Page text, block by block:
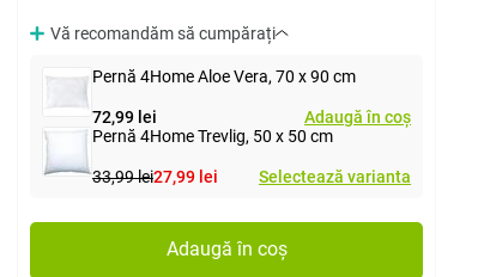
Vă recomandăm să cumpărați
Pernă 4Home Aloe Vera, 70 x 90 cm
72,99 lei
Adaugă în coș
Pernă 4Home Trevlig, 50 x 50 cm
33,99 lei27,99 lei Selectează varianta
Adaugă în coș